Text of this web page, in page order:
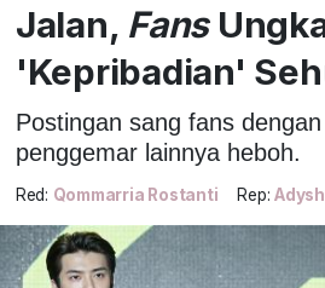
Jalan, Fans
'Kepribadian'
Postingan sang fans
penggemar lainnya heboh.
Red: Qommarria Rostanti Rep: